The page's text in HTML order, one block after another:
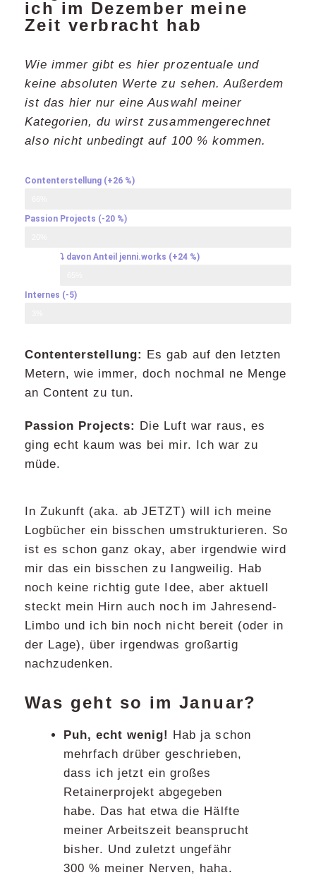
ich im Dezember meine
Zeit verbracht hab
Wie immer gibt es hier prozentuale und
keine absoluten Werte zu sehen. Außerdem
ist das hier nur eine Auswahl meiner
Kategorien, du wirst zusammengerechnet
also nicht unbedingt auf 100 % kommen.
Contenterstellung (+26 %)
Passion Projects (-20 %)​
⤵ davon Anteil jenni.works (+24 %)
Internes (-5)​
Contenterstellung: Es gab auf den letzten
Metern, wie immer, doch nochmal ne Menge
an Content zu tun.
Passion Projects: Die Luft war raus, es
ging echt kaum was bei mir. Ich war zu
müde.
In Zukunft (aka. ab JETZT) will ich meine
Logbücher ein bisschen umstrukturieren. So
ist es schon ganz okay, aber irgendwie wird
mir das ein bisschen zu langweilig. Hab
noch keine richtig gute Idee, aber aktuell
steckt mein Hirn auch noch im Jahresend-
Limbo und ich bin noch nicht bereit (oder in
der Lage), über irgendwas großartig
nachzudenken.
Was geht so im Januar?
Puh, echt wenig! Hab ja schon
mehrfach drüber geschrieben,
dass ich jetzt ein großes
Retainerprojekt abgegeben
habe. Das hat etwa die Hälfte
meiner Arbeitszeit beansprucht
bisher. Und zuletzt ungefähr
300 % meiner Nerven, haha.